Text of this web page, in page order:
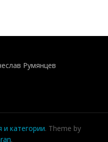
Румянцев
и категории. Theme by
.